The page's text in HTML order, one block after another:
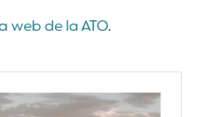
web de la ATO.